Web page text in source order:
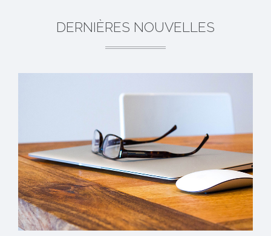
DERNIÈRES NOUVELLES